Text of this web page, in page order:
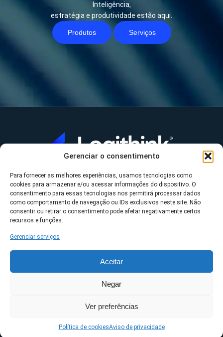
Gerenciar o consentimento
Para fornecer as melhores experiências, usamos tecnologias como
cookies para armazenar e/ou acessar informações do dispositivo. O
consentimento para essas tecnologias nos permitirá processar dados
como comportamento de navegação ou IDs exclusivos neste site. Não
consentir ou retirar o consentimento pode afetar negativamente certos
recursos e funções.
Gerenciar serviços
Aceitar
Negar
Ver preferências
Política de cookiesAviso de privacidade
Inteligência,
estratégia e produtividade estão aqui.
Produtos Serviços
A Logithink
O que fazemos
Contato
*Datasul, Fluig, Protheus, RM e TOTVS são uma
direitos reservados.Políticas de privacidade